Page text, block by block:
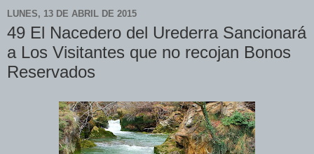
LUNES, 13 DE ABRIL DE 2015
49 El Nacedero del Urederra Sancionará
a Los Visitantes que no recojan Bonos
Reservados